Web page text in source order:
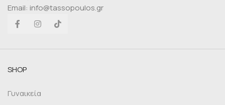
Email: info@tassopoulos.gr
SHOP
Γυναικεία